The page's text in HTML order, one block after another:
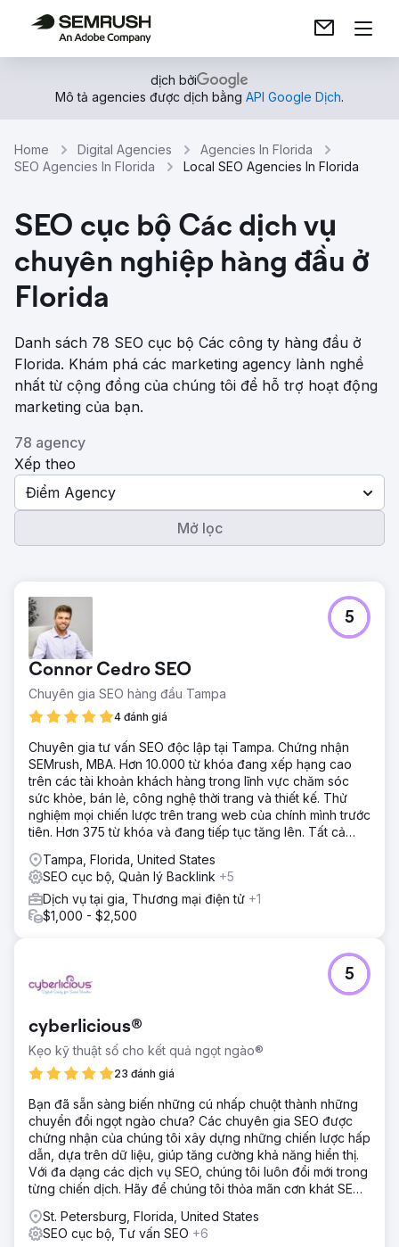
dịch bởi
Mô tả agencies được dịch bằng API Google Dịch.
Home Digital Agencies
Agencies In Florida
SEO Agencies In Florida
Local SEO Agencies In Florida
SEO cục bộ Các dịch vụ
chuyên nghiệp hàng đầu ở
Florida
Danh sách 78 SEO cục bộ Các công ty hàng đầu ở
Florida. Khám phá các marketing agency lành nghề
nhất từ ​​cộng đồng của chúng tôi để hỗ trợ hoạt động
marketing của bạn.
78 agency
Xếp theo
Điểm Agency
Mở lọc
Connor Cedro SEO
Chuyên gia SEO hàng đầu Tampa
4 đánh giá
5
Chuyên gia tư vấn SEO độc lập tại Tampa. Chứng nhận
SEMrush, MBA. Hơn 10.000 từ khóa đang xếp hạng cao
trên các tài khoản khách hàng trong lĩnh vực chăm sóc
sức khỏe, bán lẻ, công nghệ thời trang và thiết kế. Thử
nghiệm mọi chiến lược trên trang web của chính mình trước
tiên. Hơn 375 từ khóa và đang tiếp tục tăng lên. Tất cả
Tampa, Florida, United States
SEO cục bộ, Quản lý Backlink +5
Dịch vụ tại gia, Thương mại điện tử +1
$1,000 - $2,500
cyberlicious®
Kẹo kỹ thuật số cho kết quả ngọt ngào®
23 đánh giá
5
Bạn đã sẵn sàng biến những cú nhấp chuột thành những
chuyển đổi ngọt ngào chưa? Các chuyên gia SEO được
chứng nhận của chúng tôi xây dựng những chiến lược hấp
dẫn, dựa trên dữ liệu, giúp tăng cường khả năng hiển thị.
Với đa dạng các dịch vụ SEO, chúng tôi luôn đổi mới trong
từng chiến dịch. Hãy để chúng tôi thỏa mãn cơn khát SEO
St. Petersburg, Florida, United States
SEO cục bộ, Tư vấn SEO +6